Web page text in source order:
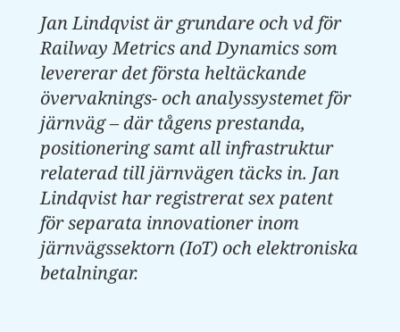
Jan Lindqvist är grundare och vd för
Railway Metrics and Dynamics som
levererar det första heltäckande
övervaknings- och analyssystemet för
järnväg – där tågens prestanda,
positionering samt all infrastruktur
relaterad till järnvägen täcks in. Jan
Lindqvist har registrerat sex patent
för separata innovationer inom
järnvägssektorn (IoT) och elektroniska
betalningar.